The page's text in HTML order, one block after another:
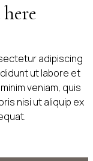
adipiscing
ut labore et
veniam, quis
nisi ut aliquip ex